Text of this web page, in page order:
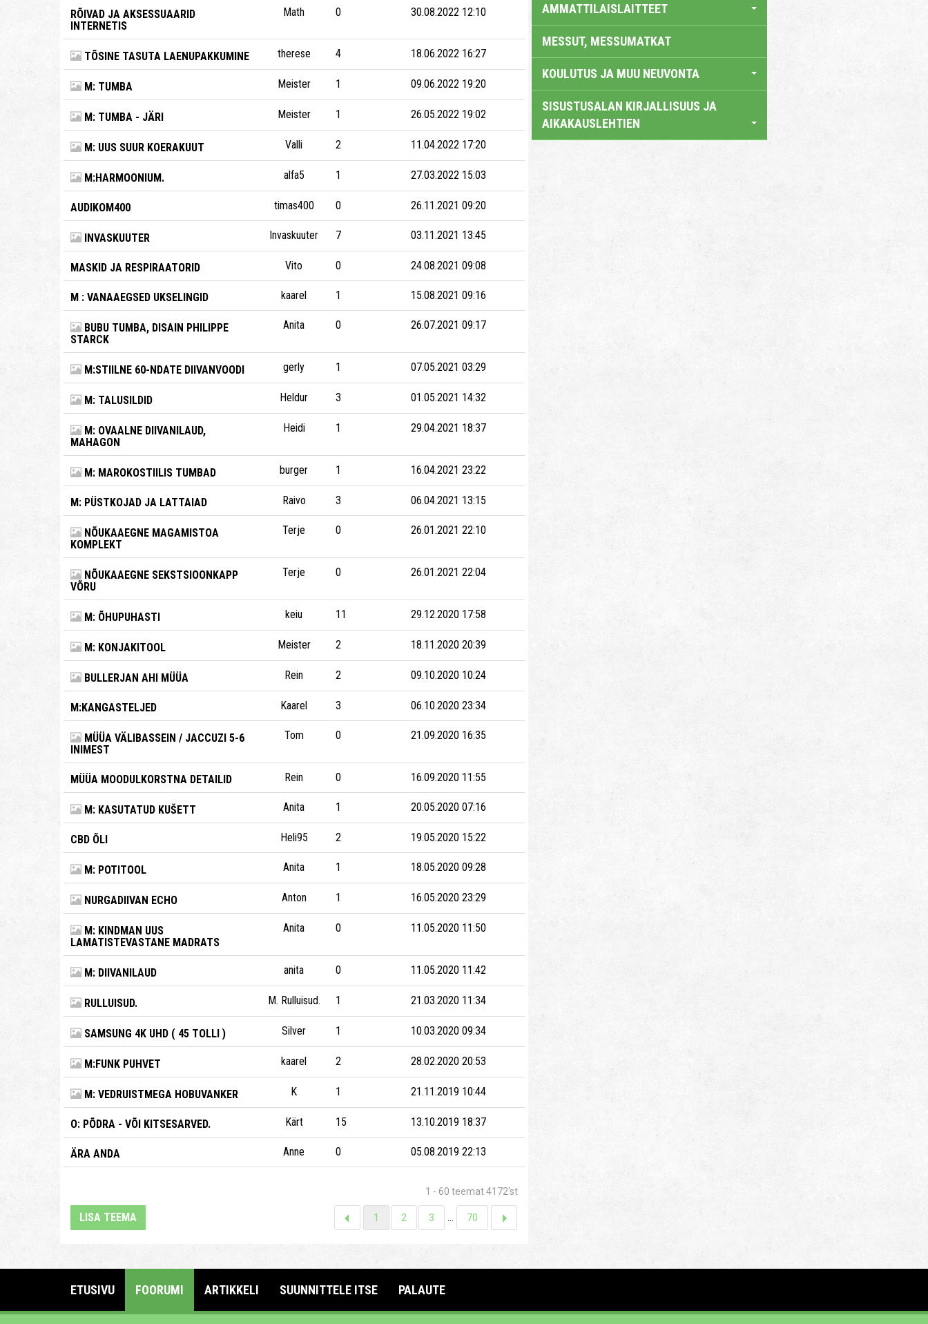
RÕIVAD JA AKSESSUAARID
INTERNETIS
Math 0 30.08.2022 12:10
TÕSINE TASUTA LAENUPAKKUMINE therese 4 18.06.2022 16:27
M: TUMBA Meister 1 09.06.2022 19:20
M: TUMBA - JÄRI Meister 1 26.05.2022 19:02
M: UUS SUUR KOERAKUUT Valli 2 11.04.2022 17:20
M:HARMOONIUM. alfa5 1 27.03.2022 15:03
AUDIKOM400 timas400 0 26.11.2021 09:20
INVASKUUTER Invaskuuter 7 03.11.2021 13:45
MASKID JA RESPIRAATORID Vito 0 24.08.2021 09:08
M : VANAAEGSED UKSELINGID kaarel 1 15.08.2021 09:16
BUBU TUMBA, DISAIN PHILIPPE
STARCK
Anita 0 26.07.2021 09:17
M:STIILNE 60-NDATE DIIVANVOODI gerly 1 07.05.2021 03:29
M: TALUSILDID Heldur 3 01.05.2021 14:32
M: OVAALNE DIIVANILAUD,
MAHAGON
Heidi 1 29.04.2021 18:37
M: MAROKOSTIILIS TUMBAD burger 1 16.04.2021 23:22
M: PÜSTKOJAD JA LATTAIAD Raivo 3 06.04.2021 13:15
NÕUKAAEGNE MAGAMISTOA
KOMPLEKT
Terje 0 26.01.2021 22:10
NÕUKAAEGNE SEKSTSIOONKAPP
VÕRU
Terje 0 26.01.2021 22:04
M: ÕHUPUHASTI keiu 11 29.12.2020 17:58
M: KONJAKITOOL Meister 2 18.11.2020 20:39
BULLERJAN AHI MÜÜA Rein 2 09.10.2020 10:24
M:KANGASTELJED Kaarel 3 06.10.2020 23:34
MÜÜA VÄLIBASSEIN / JACCUZI 5-6
INIMEST
Tom 0 21.09.2020 16:35
MÜÜA MOODULKORSTNA DETAILID Rein 0 16.09.2020 11:55
M: KASUTATUD KUŠETT Anita 1 20.05.2020 07:16
CBD ÕLI Heli95 2 19.05.2020 15:22
M: POTITOOL Anita 1 18.05.2020 09:28
NURGADIIVAN ECHO Anton 1 16.05.2020 23:29
M: KINDMAN UUS
LAMATISTEVASTANE MADRATS
Anita 0 11.05.2020 11:50
M: DIIVANILAUD anita 0 11.05.2020 11:42
RULLUISUD. M. Rulluisud. 1 21.03.2020 11:34
SAMSUNG 4K UHD ( 45 TOLLI ) Silver 1 10.03.2020 09:34
M:FUNK PUHVET kaarel 2 28.02.2020 20:53
M: VEDRUISTMEGA HOBUVANKER K 1 21.11.2019 10:44
O: PÕDRA - VÕI KITSESARVED. Kärt 15 13.10.2019 18:37
ÄRA ANDA Anne 0 05.08.2019 22:13
1 - 60 teemat 4172'st
LISA TEEMA 1 2 3 70
AMMATTILAISLAITTEET
MESSUT, MESSUMATKAT
KOULUTUS JA MUU NEUVONTA
SISUSTUSALAN KIRJALLISUUS JA
AIKAKAUSLEHTIEN
ETUSIVU FOORUMI ARTIKKELI SUUNNITTELE ITSE PALAUTE